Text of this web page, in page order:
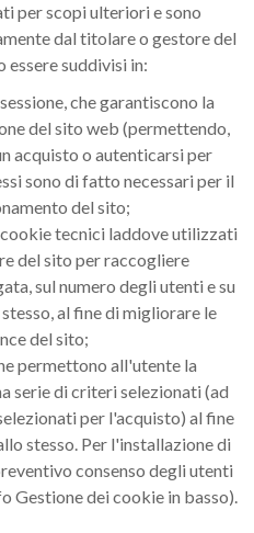
per scopi ulteriori e sono
dal titolare o gestore del
essere suddivisi in:
che garantiscono la
del sito web (permettendo,
acquisto o autenticarsi per
sono di fatto necessari per il
del sito;
tecnici laddove utilizzati
del sito per raccogliere
sul numero degli utenti e su
al fine di migliorare le
del sito;
permettono all'utente la
serie di criteri selezionati (ad
per l'acquisto) al fine
stesso. Per l'installazione di
consenso degli utenti
Gestione dei cookie in basso).